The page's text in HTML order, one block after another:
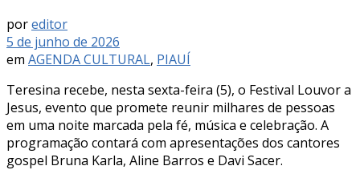
poreditor
5 de junho de 2026
em AGENDA CULTURAL, PIAUÍ
Teresina recebe, nesta sexta-feira (5), o Festival Louvor a
Jesus, evento que promete reunir milhares de pessoas
em uma noite marcada pela fé, música e celebração. A
programação contará com apresentações dos cantores
gospel Bruna Karla, Aline Barros e Davi Sacer.